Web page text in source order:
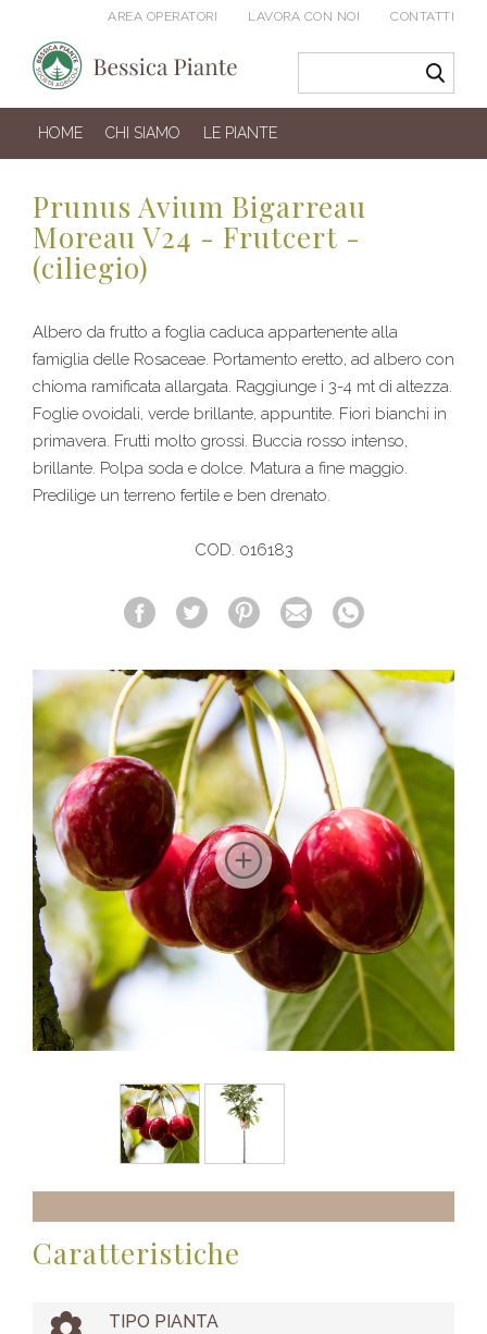
AREA OPERATORI LAVORA CON NOI CONTATTI
HOME CHI SIAMO LE PIANTE
Prunus Avium Bigarreau
Moreau V24 - Frutcert -
(ciliegio)
Albero da frutto a foglia caduca appartenente alla
famiglia delle Rosaceae. Portamento eretto, ad albero con
chioma ramificata allargata. Raggiunge i 3-4 mt di altezza.
Foglie ovoidali, verde brillante, appuntite. Fiori bianchi in
primavera. Frutti molto grossi. Buccia rosso intenso,
brillante. Polpa soda e dolce. Matura a fine maggio.
Predilige un terreno fertile e ben drenato.
COD. 016183
Caratteristiche
TIPO PIANTA